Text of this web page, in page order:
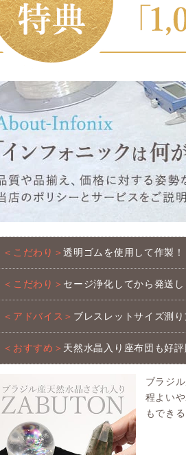
＜こだわり＞透明ゴムを使用して作製！
＜こだわり＞ セージ浄化してから発送し
＜アドバイス＞ ブレスレットサイズ測
＜おすすめ＞ 天然水晶入り座布団も好評
ブラジ
程よい
もでき